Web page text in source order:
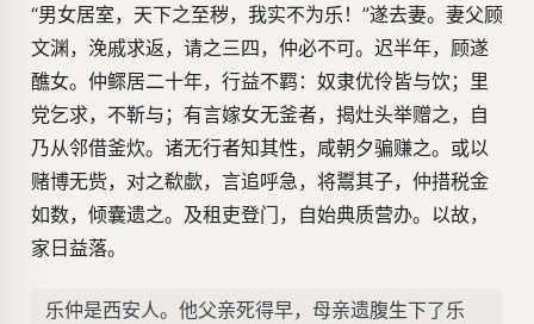
“男女居室，天下之至秽，我实不为乐！”遂去妻。妻父顾
文渊，浼戚求返，请之三四，仲必不可。迟半年，顾遂
醮女。仲鳏居二十年，行益不羁：奴隶优伶皆与饮；里
党乞求，不靳与；有言嫁女无釜者，揭灶头举赠之，自
乃从邻借釜炊。诸无行者知其性，咸朝夕骗赚之。或以
赌博无赀，对之欷歔，言追呼急，将鬻其子，仲措税金
如数，倾囊遗之。及租吏登门，自始典质营办。以故，
家日益落。
乐仲是西安人。他父亲死得早，母亲遗腹生下了乐